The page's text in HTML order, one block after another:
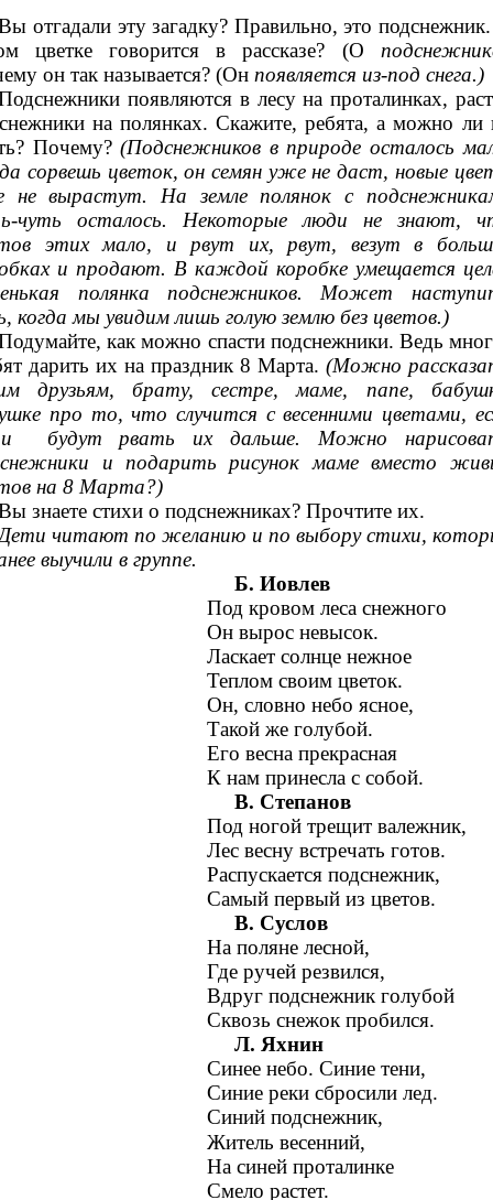
отгадали эту загадку? Правильно, это
цветке говорится в рассказе? (О
он так называется? (Он появляется из-под снега.)
появляются в лесу на проталинках,
на полянках. Скажите, ребята, а можно ли
Почему?(Подснежников в природе осталось
сорвешь цветок, он семян уже не даст, новые
не вырастут. На земле полянок с
чуть осталось. Некоторые люди не знают,
этих мало, и рвут их, рвут, везут в
и продают. В каждой коробке умещается
полянка подснежников. Может
когда мы увидим лишь голую землю без цветов.)
как можно спасти подснежники. Ведь
дарить их на праздник 8 Марта. (Можно
друзьям, брату, сестре, маме, папе,
про то, что случится с весенними цветами,
будут рвать их дальше. Можно
и подарить рисунок маме вместо
на 8 Марта?)
знаете стихи о подснежниках? Прочтите их.
читают по желанию и по выбору стихи,
выучили в группе.
Б. Иовлев
Под кровом леса снежного
Он вырос невысок.
Ласкает солнце нежное
Теплом своим цветок.
Он, словно небо ясное,
Такой же голубой.
Его весна прекрасная
К нам принесла с собой.
В. Степанов
Под ногой трещит валежник,
Лес весну встречать готов.
Распускается подснежник,
Самый первый из цветов.
В. Суслов
На поляне лесной,
Где ручей резвился,
Вдруг подснежник голубой
Сквозь снежок пробился.
Л. Яхнин
Синее небо. Синие тени,
Синие реки сбросили лед.
Синий подснежник,
Житель весенний,
На синей проталинке
Смело растет.